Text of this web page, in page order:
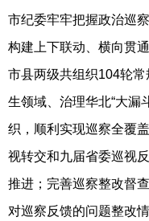
市纪委牢牢把握政治巡
构建上下联动、横向贯
市县两级共组织104轮常
生领域、治理华北“大漏
织，顺利实现巡察全覆
视转交和九届省委巡视
推进；完善巡察整改督
对巡察反馈的问题整改